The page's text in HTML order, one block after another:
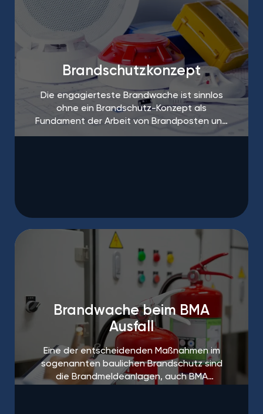
Brandschutzkonzept
Die engagierteste Brandwache ist sinnlos
ohne ein Brandschutz-Konzept als
Fundament der Arbeit von Brandposten und
Brandwache beim BMA
Ausfall
Eine der entscheidenden Maßnahmen im
sogenannten baulichen Brandschutz sind
die Brandmeldeanlagen, auch BMA